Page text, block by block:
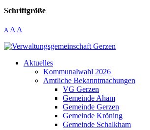
Schriftgröße
A A A
Aktuelles
Kommunalwahl 2026
Amtliche Bekanntmachungen
VG Gerzen
Gemeinde Aham
Gemeinde Gerzen
Gemeinde Kröning
Gemeinde Schalkham